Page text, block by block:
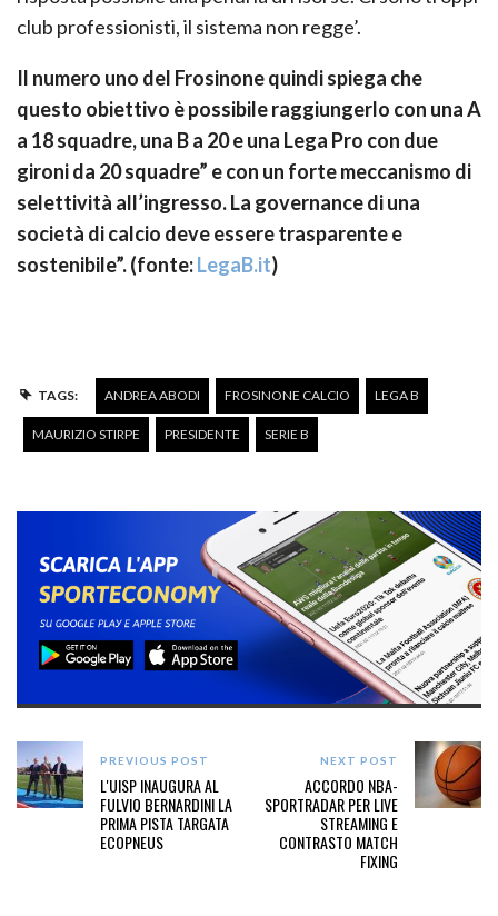
club professionisti, il sistema non regge’.
Il numero uno del Frosinone quindi spiega che
questo obiettivo è possibile raggiungerlo con una A
a 18 squadre, una B a 20 e una Lega Pro con due
gironi da 20 squadre” e con un forte meccanismo di
selettività all’ingresso. La governance di una
società di calcio deve essere trasparente e
sostenibile”. (fonte:LegaB.it)
TAGS: ANDREA ABODI FROSINONE CALCIO LEGA B
MAURIZIO STIRPE PRESIDENTE SERIE B
PREVIOUS POST
L'UISP INAUGURA AL
FULVIO BERNARDINI LA
PRIMA PISTA TARGATA
ECOPNEUS
NEXT POST
ACCORDO NBA-
SPORTRADAR PER LIVE
STREAMING E
CONTRASTO MATCH
FIXING